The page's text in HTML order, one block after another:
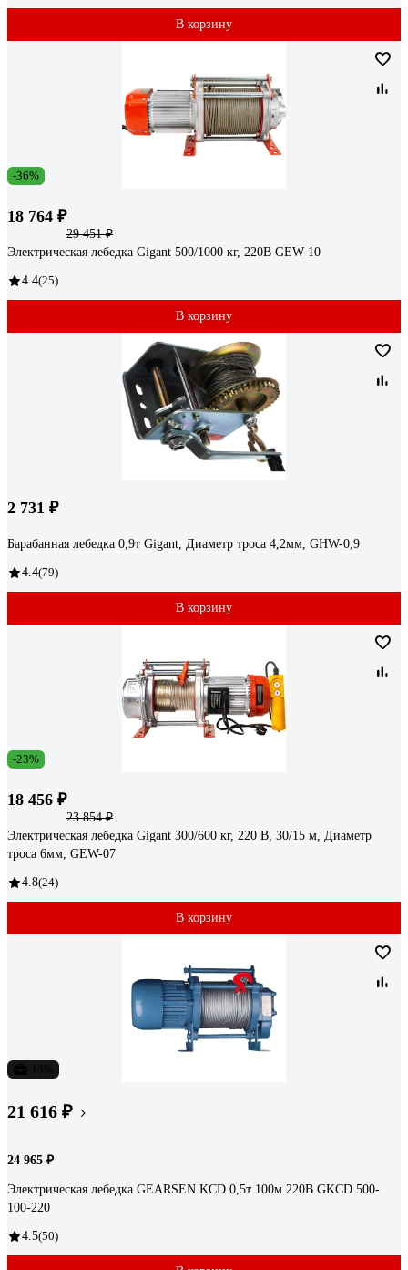
В корзину
-36%
18 764 ₽
29 451 ₽
Электрическая лебедка Gigant 500/1000 кг, 220B GEW-10
4.4(25)
В корзину
2 731 ₽
Барабанная лебедка 0,9т Gigant, Диаметр троса 4,2мм, GHW-0,9
4.4(79)
В корзину
-23%
18 456 ₽
23 854 ₽
Электрическая лебедка Gigant 300/600 кг, 220 В, 30/15 м, Диаметр
троса 6мм, GEW-07
4.8(24)
В корзину
21 616 ₽
24 965 ₽
Электрическая лебедка GEARSEN KCD 0,5т 100м 220В GKCD 500-
100-220
4.5(50)